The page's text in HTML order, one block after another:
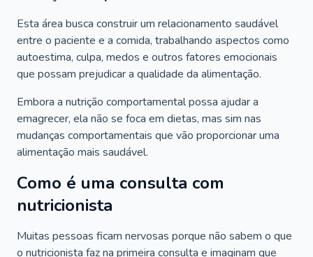
Esta área busca construir um relacionamento saudável
entre o paciente e a comida, trabalhando aspectos como
autoestima, culpa, medos e outros fatores emocionais
que possam prejudicar a qualidade da alimentação.
Embora a nutrição comportamental possa ajudar a
emagrecer, ela não se foca em dietas, mas sim nas
mudanças comportamentais que vão proporcionar uma
alimentação mais saudável.
Como é uma consulta com
nutricionista
Muitas pessoas ficam nervosas porque não sabem o que
o nutricionista faz na primeira consulta e imaginam que